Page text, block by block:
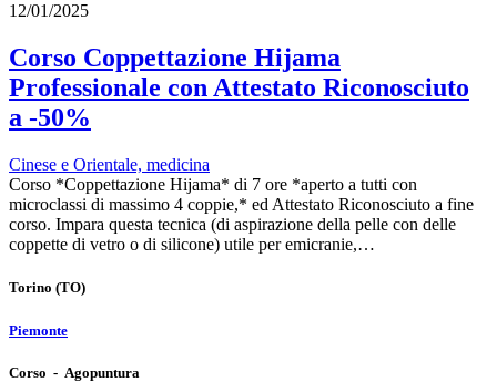
12/01/2025
Corso Coppettazione Hijama
Professionale con Attestato Riconosciuto
a -50%
Cinese e Orientale, medicina
Corso *Coppettazione Hijama* di 7 ore *aperto a tutti con
microclassi di massimo 4 coppie,* ed Attestato Riconosciuto a fine
corso. Impara questa tecnica (di aspirazione della pelle con delle
coppette di vetro o di silicone) utile per emicranie,…
Torino (TO)
Piemonte
Corso - Agopuntura